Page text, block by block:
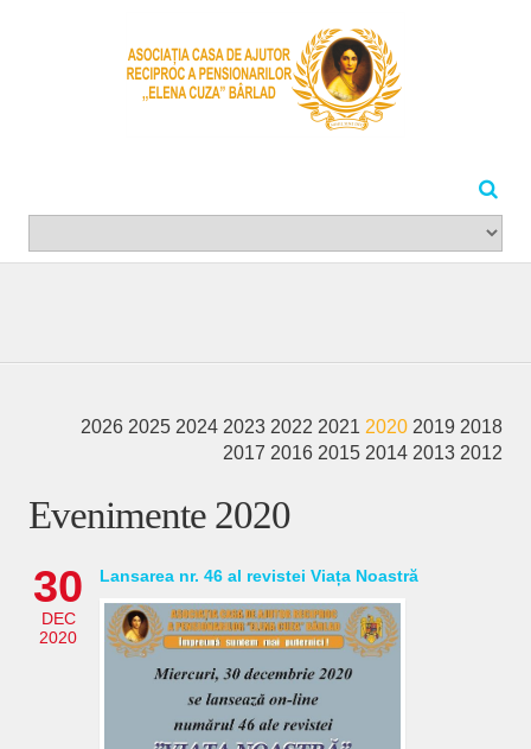
2026 2025 2024 2023 2022 2021 2020 2019 2018
2017 2016 2015 2014 2013 2012
Evenimente 2020
30
DEC
2020
Lansarea nr. 46 al revistei Viața Noastră